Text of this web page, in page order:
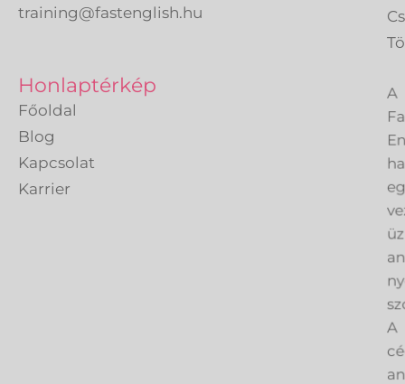
training@fastenglish.hu
Honlaptérkép
Főoldal
Blog
Kapcsolat
Karrier
A